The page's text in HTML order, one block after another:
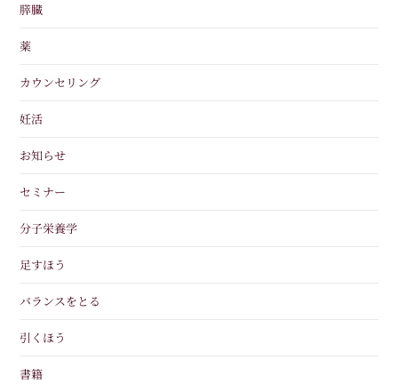
膵臓
薬
カウンセリング
妊活
お知らせ
セミナー
分子栄養学
足すほう
バランスをとる
引くほう
書籍